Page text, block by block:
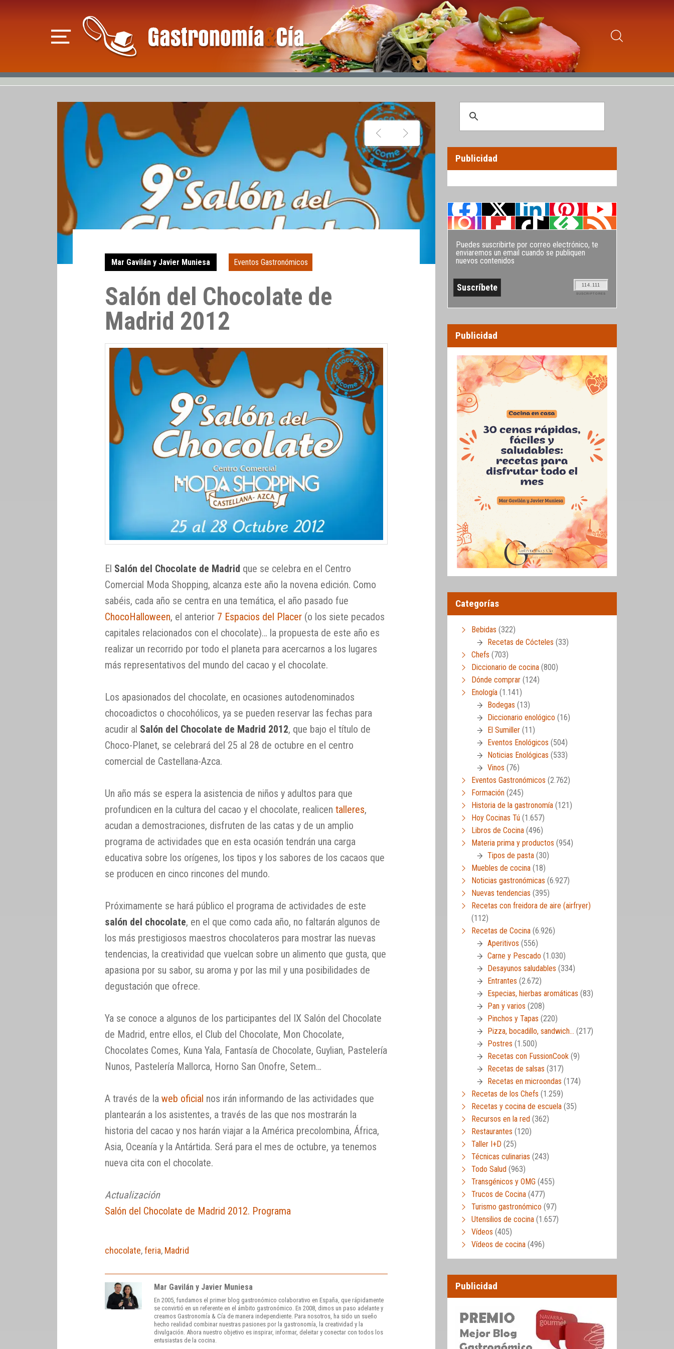
Mar Gavilán y Javier Muniesa Eventos Gastronómicos
Salón del Chocolate de
Madrid 2012
El Salón del Chocolate de Madrid que se celebra en el Centro
Comercial Moda Shopping, alcanza este año la novena edición. Como
sabéis, cada año se centra en una temática, el año pasado fue
ChocoHalloween, el anterior 7 Espacios del Placer (o los siete pecados
capitales relacionados con el chocolate)… la propuesta de este año es
realizar un recorrido por todo el planeta para acercarnos a los lugares
más representativos del mundo del cacao y el chocolate.
Los apasionados del chocolate, en ocasiones autodenominados
chocoadictos o chocohólicos, ya se pueden reservar las fechas para
acudir al Salón del Chocolate de Madrid 2012, que bajo el título de
Choco-Planet, se celebrará del 25 al 28 de octubre en el centro
comercial de Castellana-Azca.
Un año más se espera la asistencia de niños y adultos para que
profundicen en la cultura del cacao y el chocolate, realicentalleres,
acudan a demostraciones, disfruten de las catas y de un amplio
programa de actividades que en esta ocasión tendrán una carga
educativa sobre los orígenes, los tipos y los sabores de los cacaos que
se producen en cinco rincones del mundo.
Próximamente se hará público el programa de actividades de este
salón del chocolate, en el que como cada año, no faltarán algunos de
los más prestigiosos maestros chocolateros para mostrar las nuevas
tendencias, la creatividad que vuelcan sobre un alimento que gusta, que
apasiona por su sabor, su aroma y por las mil y una posibilidades de
degustación que ofrece.
Ya se conoce a algunos de los participantes del IX Salón del Chocolate
de Madrid, entre ellos, el Club del Chocolate, Mon Chocolate,
Chocolates Comes, Kuna Yala, Fantasía de Chocolate, Guylian, Pastelería
Nunos, Pastelería Mallorca, Horno San Onofre, Setem…
A través de laweb oficial nos irán informando de las actividades que
plantearán a los asistentes, a través de las que nos mostrarán la
historia del cacao y nos harán viajar a la América precolombina, África,
Asia, Oceanía y la Antártida. Será para el mes de octubre, ya tenemos
nueva cita con el chocolate.
Actualización
Salón del Chocolate de Madrid 2012. Programa
chocolate,feria, Madrid
Mar Gavilán y Javier Muniesa
En 2005, fundamos el primer blog gastronómico colaborativo en España, que rápidamente
se convirtió en un referente en el ámbito gastronómico. En 2008, dimos un paso adelante y
creamos Gastronomía & Cía de manera independiente. Para nosotros, ha sido un sueño
hecho realidad combinar nuestras pasiones por la gastronomía, la creatividad y la
divulgación. Ahora nuestro objetivo es inspirar, informar, deleitar y conectar con todos los
entusiastas de la cocina.
Publicidad
Puedes suscribirte por correo electrónico, te
enviaremos un email cuando se publiquen
nuevos contenidos
114.111
SUSCRIPTORES
Publicidad
Categorías
Bebidas (322)
Recetas de Cócteles (33)
Chefs (703)
Diccionario de cocina (800)
Dónde comprar (124)
Enología (1.141)
Bodegas (13)
Diccionario enológico (16)
El Sumiller (11)
Eventos Enológicos (504)
Noticias Enológicas (533)
Vinos (76)
Eventos Gastronómicos (2.762)
Formación (245)
Historia de la gastronomía (121)
Hoy Cocinas Tú (1.657)
Libros de Cocina (496)
Materia prima y productos (954)
Tipos de pasta (30)
Muebles de cocina (18)
Noticias gastronómicas (6.927)
Nuevas tendencias (395)
Recetas con freidora de aire (airfryer)
(112)
Recetas de Cocina (6.926)
Aperitivos (556)
Carne y Pescado (1.030)
Desayunos saludables (334)
Entrantes (2.672)
Especias, hierbas aromáticas (83)
Pan y varios (208)
Pinchos y Tapas (220)
Pizza, bocadillo, sandwich… (217)
Postres (1.500)
Recetas con FussionCook (9)
Recetas de salsas (317)
Recetas en microondas (174)
Recetas de los Chefs (1.259)
Recetas y cocina de escuela (35)
Recursos en la red (362)
Restaurantes (120)
Taller I+D (25)
Técnicas culinarias (243)
Todo Salud (963)
Transgénicos y OMG (455)
Trucos de Cocina (477)
Turismo gastronómico (97)
Utensilios de cocina (1.657)
Vídeos (405)
Vídeos de cocina (496)
Publicidad